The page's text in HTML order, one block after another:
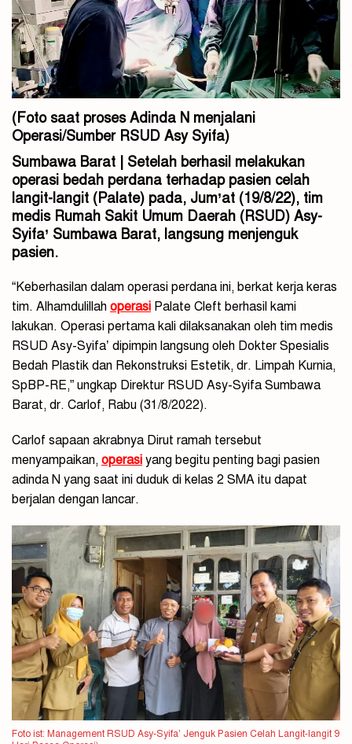
(Foto saat proses Adinda N menjalani
Operasi/Sumber RSUD Asy Syifa)
Sumbawa Barat | Setelah berhasil melakukan
operasi bedah perdana terhadap pasien celah
langit-langit (Palate) pada, Jum’at (19/8/22), tim
medis Rumah Sakit Umum Daerah (RSUD) Asy-
Syifa’ Sumbawa Barat, langsung menjenguk
pasien.
“Keberhasilan dalam operasi perdana ini, berkat kerja keras
tim. Alhamdulillah operasi Palate Cleft berhasil kami
lakukan. Operasi pertama kali dilaksanakan oleh tim medis
RSUD Asy-Syifa’ dipimpin langsung oleh Dokter Spesialis
Bedah Plastik dan Rekonstruksi Estetik, dr. Limpah Kurnia,
SpBP-RE,” ungkap Direktur RSUD Asy-Syifa Sumbawa
Barat, dr. Carlof, Rabu (31/8/2022).
Carlof sapaan akrabnya Dirut ramah tersebut
menyampaikan, operasi yang begitu penting bagi pasien
adinda N yang saat ini duduk di kelas 2 SMA itu dapat
berjalan dengan lancar.
Foto ist: Management RSUD Asy-Syifa’ Jenguk Pasien Celah Langit-langit 9